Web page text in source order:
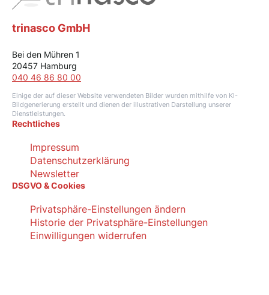
trinasco GmbH
Bei den Mühren 1
20457 Hamburg
040 46 86 80 00
Einige der auf dieser Website verwendeten Bilder wurden mithilfe von KI-
Bildgenerierung erstellt und dienen der illustrativen Darstellung unserer
Dienstleistungen.
Rechtliches
Impressum
Datenschutzerklärung
Newsletter
DSGVO & Cookies
Privatsphäre-Einstellungen ändern
Historie der Privatsphäre-Einstellungen
Einwilligungen widerrufen